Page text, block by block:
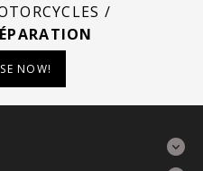
/
NOW!